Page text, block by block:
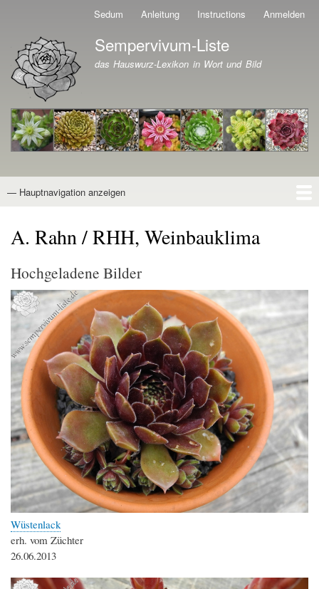
Direkt
zum
Inhalt
Sedum Anleitung Instructions Anmelden
Branding der Website
Sempervivum-Liste
das Hauswurz-Lexikon in Wort und Bild
Hauptnavigation
— Hauptnavigation anzeigen
A. Rahn / RHH, Weinbauklima
Hochgeladene Bilder
Wüstenlack
erh. vom Züchter
26.06.2013